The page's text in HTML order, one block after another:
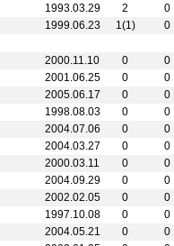
1993.03.29 2
0
1999.06.23 1(1)
0
2000.11.10 0
0
2001.06.25 0
0
2005.06.17 0
0
1998.08.03 0
0
2004.07.06 0
0
2004.03.27 0
0
2000.03.11 0
0
2004.09.29 0
0
2002.02.05 0
0
1997.10.08 0
0
2004.05.21 0
0